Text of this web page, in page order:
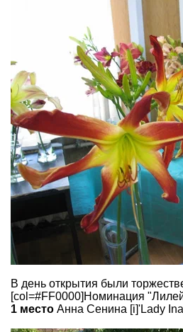
В день открытия были
[col=#FF0000]Номинация
1 место Анна Сенина [i]'Lady